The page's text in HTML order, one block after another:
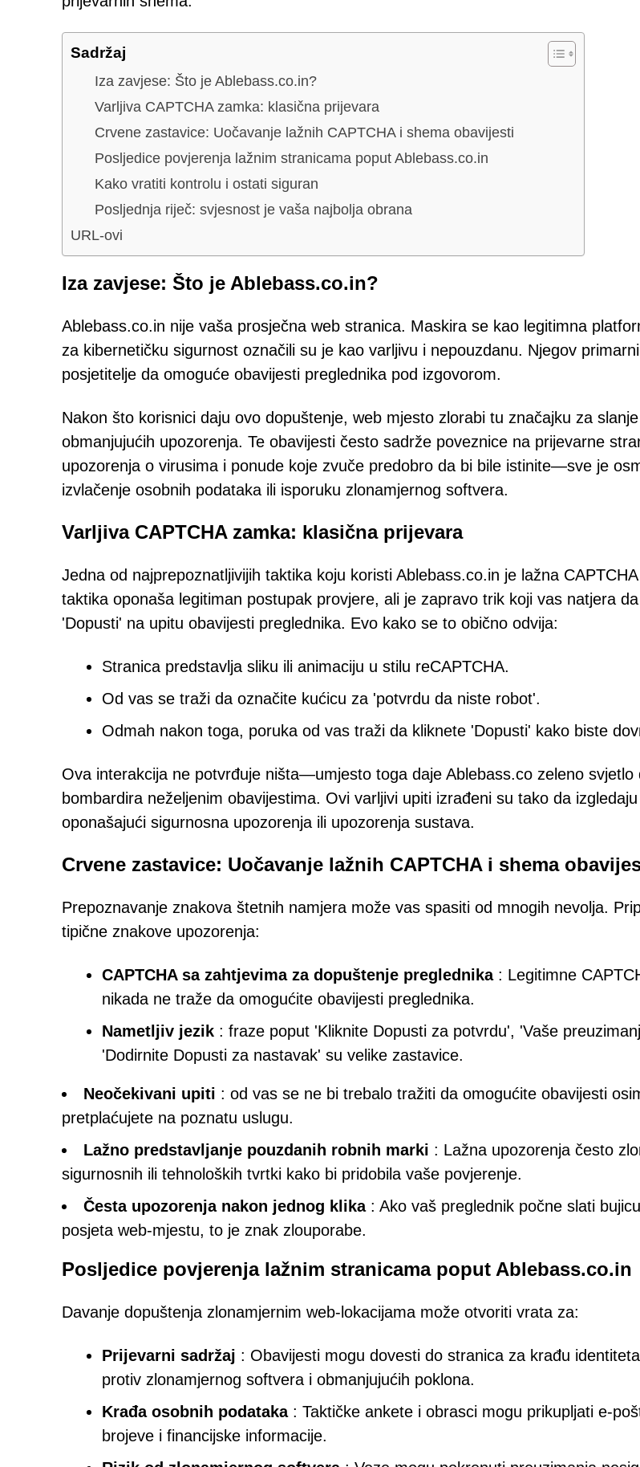
Sadržaj
Iza zavjese: Što je Ablebass.co.in?
Varljiva CAPTCHA zamka: klasična prijevara
Crvene zastavice: Uočavanje lažnih CAPTCHA i shema obavijesti
Posljedice povjerenja lažnim stranicama poput Ablebass.co.in
Kako vratiti kontrolu i ostati siguran
Posljednja riječ: svjesnost je vaša najbolja obrana
URL-ovi
Iza zavjese: Što je Ablebass.co.in?
Ablebass.co.in nije vaša prosječna web stranica. Maskira se kao legitimna
za kibernetičku sigurnost označili su je kao varljivu i nepouzdanu. Njegov
posjetitelje da omoguće obavijesti preglednika pod izgovorom.
Nakon što korisnici daju ovo dopuštenje, web mjesto zlorabi tu značajku za
obmanjujućih upozorenja. Te obavijesti često sadrže poveznice na prijevarne
upozorenja o virusima i ponude koje zvuče predobro da bi bile istinite—sve je
izvlačenje osobnih podataka ili isporuku zlonamjernog softvera.
Varljiva CAPTCHA zamka: klasična prijevara
Jedna od najprepoznatljivijih taktika koju koristi Ablebass.co.in je lažna
taktika oponaša legitiman postupak provjere, ali je zapravo trik koji vas natjera
'Dopusti' na upitu obavijesti preglednika. Evo kako se to obično odvija:
Stranica predstavlja sliku ili animaciju u stilu reCAPTCHA.
Od vas se traži da označite kućicu za 'potvrdu da niste robot'.
Odmah nakon toga, poruka od vas traži da kliknete 'Dopusti' kako biste
Ova interakcija ne potvrđuje ništa—umjesto toga daje Ablebass.co zeleno svjetlo
bombardira neželjenim obavijestima. Ovi varljivi upiti izrađeni su tako da
oponašajući sigurnosna upozorenja ili upozorenja sustava.
Crvene zastavice: Uočavanje lažnih CAPTCHA i shema
Prepoznavanje znakova štetnih namjera može vas spasiti od mnogih nevolja.
tipične znakove upozorenja:
CAPTCHA sa zahtjevima za dopuštenje preglednika: Legitimne
nikada ne traže da omogućite obavijesti preglednika.
Nametljiv jezik : fraze poput 'Kliknite Dopusti za potvrdu', 'Vaše
'Dodirnite Dopusti za nastavak' su velike zastavice.
Neočekivani upiti : od vas se ne bi trebalo tražiti da omogućite obavijesti
pretplaćujete na poznatu uslugu.
Lažno predstavljanje pouzdanih robnih marki : Lažna upozorenja često
sigurnosnih ili tehnoloških tvrtki kako bi pridobila vaše povjerenje.
Česta upozorenja nakon jednog klika: Ako vaš preglednik počne slati
posjeta web-mjestu, to je znak zlouporabe.
Posljedice povjerenja lažnim stranicama poput Ablebass.co.in
Davanje dopuštenja zlonamjernim web-lokacijama može otvoriti vrata za:
Prijevarni sadržaj : Obavijesti mogu dovesti do stranica za krađu
protiv zlonamjernog softvera i obmanjujućih poklona.
Krađa osobnih podataka: Taktičke ankete i obrasci mogu prikupljati e-
brojeve i financijske informacije.